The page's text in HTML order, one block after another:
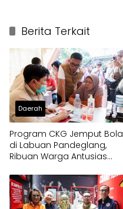
Berita Terkait
Daerah
Program CKG Jemput Bola
di Labuan Pandeglang,
Ribuan Warga Antusias